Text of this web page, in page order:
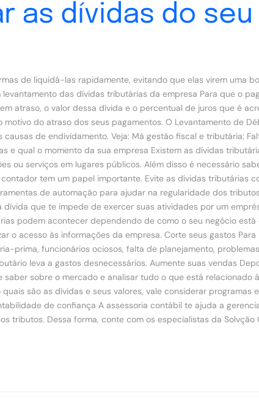
as dívidas do
de liquidá-las rapidamente, evitando que elas virem uma
das dívidas tributárias da empresa Para que o
atraso, o valor dessa dívida e o percentual de juros que é
do atraso dos seus pagamentos. O Levantamento de
de endividamento. Veja: Má gestão fiscal e tributária;
e qual o momento da sua empresa Existem as dívidas
ou serviços em lugares públicos. Além disso é necessário
tem um papel importante. Evite as dívidas tributárias
de automação para ajudar na regularidade dos
que te impede de exercer suas atividades por um
podem acontecer dependendo de como o seu negócio
o acesso às informações da empresa. Corte seus gastos
prima, funcionários ociosos, falta de planejamento,
leva a gastos desnecessários. Aumente suas vendas
sobre o mercado e analisar tudo o que está relacionado
são as dívidas e seus valores, vale considerar programas
de confiança A assessoria contábil te ajuda a
tributos. Dessa forma, conte com os especialistas da